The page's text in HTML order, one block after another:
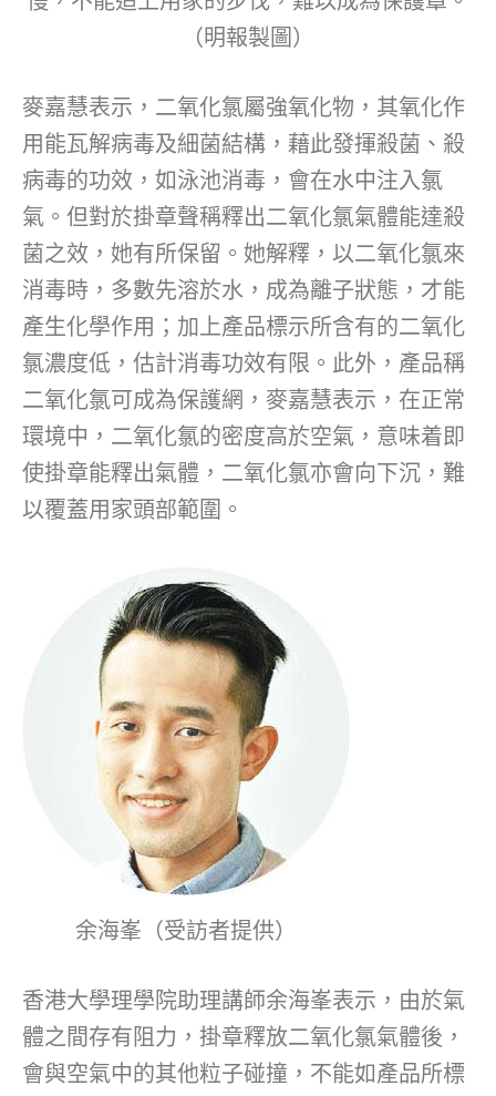
（明報製圖）
麥嘉慧表示，二氧化氯屬強氧化物，其氧化作
用能瓦解病毒及細菌結構，藉此發揮殺菌、殺
病毒的功效，如泳池消毒，會在水中注入氯
氣。但對於掛章聲稱釋出二氧化氯氣體能達殺
菌之效，她有所保留。她解釋，以二氧化氯來
消毒時，多數先溶於水，成為離子狀態，才能
產生化學作用；加上產品標示所含有的二氧化
氯濃度低，估計消毒功效有限。此外，產品稱
二氧化氯可成為保護網，麥嘉慧表示，在正常
環境中，二氧化氯的密度高於空氣，意味着即
使掛章能釋出氣體，二氧化氯亦會向下沉，難
以覆蓋用家頭部範圍。
余海峯（受訪者提供）
香港大學理學院助理講師余海峯表示，由於氣
體之間存有阻力，掛章釋放二氧化氯氣體後，
會與空氣中的其他粒子碰撞，不能如產品所標